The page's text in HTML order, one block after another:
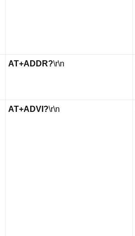
AT+ADDR?\r\n
AT+ADVI?\r\n